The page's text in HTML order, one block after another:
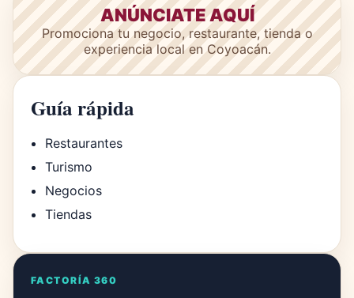
ANÚNCIATE AQUÍ
Promociona tu negocio, restaurante, tienda o
experiencia local en Coyoacán.
Guía rápida
Restaurantes
Turismo
Negocios
Tiendas
FACTORÍA 360